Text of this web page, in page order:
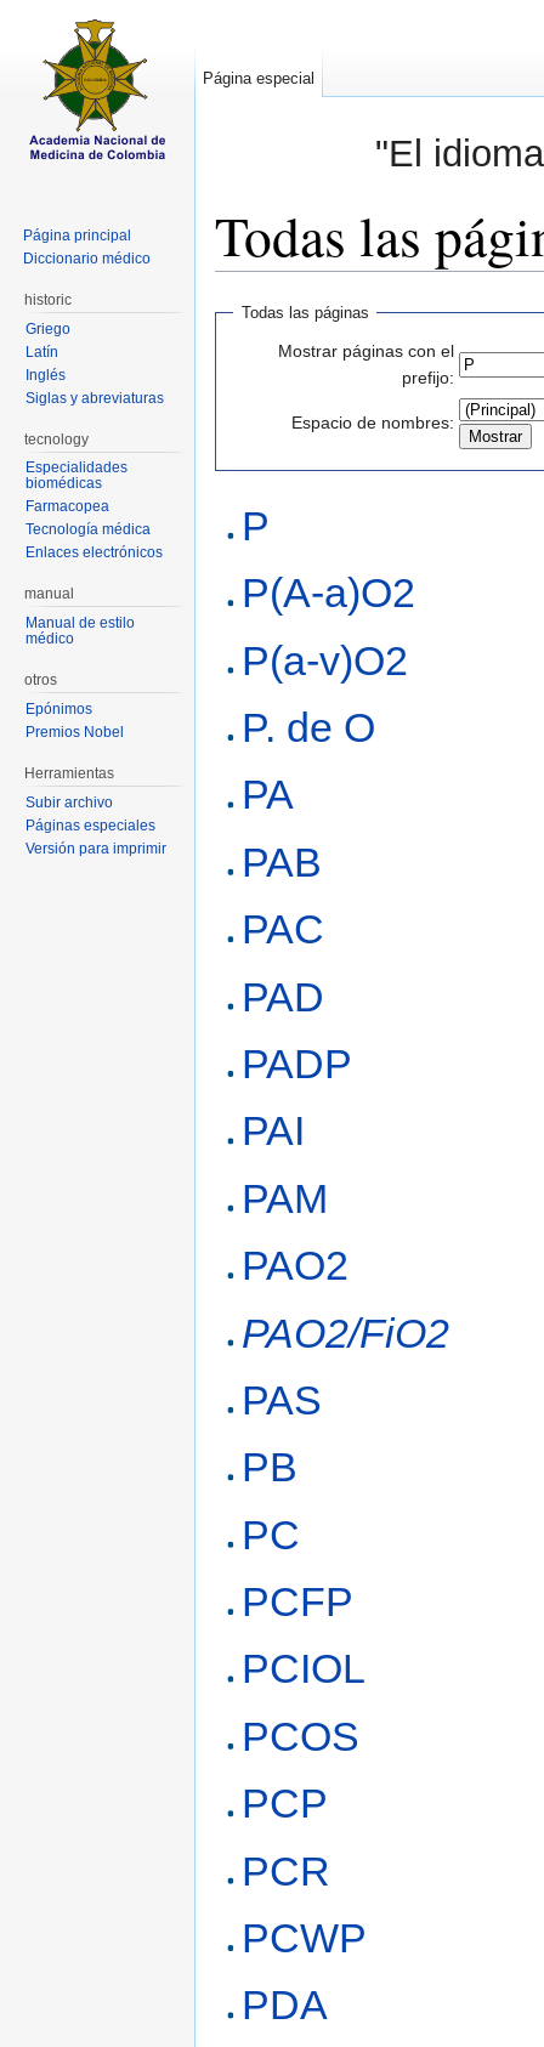
"El
Todas las
Todas las páginas
Mostrar páginas con el
prefijo:
Espacio de nombres:
P
P(A-a)O2
P(a-v)O2
P. de O
PA
PAB
PAC
PAD
PADP
PAI
PAM
PAO2
PAO2/FiO2
PAS
PB
PC
PCFP
PCIOL
PCOS
PCP
PCR
PCWP
PDA
Página especial
Página principal
Diccionario médico
historic
Griego
Latín
Inglés
Siglas y abreviaturas
tecnology
Especialidades
biomédicas
Farmacopea
Tecnología médica
Enlaces electrónicos
manual
Manual de estilo
médico
otros
Epónimos
Premios Nobel
Herramientas
Subir archivo
Páginas especiales
Versión para imprimir